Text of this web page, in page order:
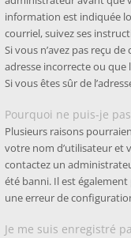
information est indiquée
courriel, suivez ses
Si vous n’avez pas reçu
adresse incorrecte ou
Si vous êtes sûr de
Pourquoi ne puis-je
Plusieurs raisons
votre nom d’utilisateur et
contactez un
été banni. Il est
une erreur de
Je me suis enregistré